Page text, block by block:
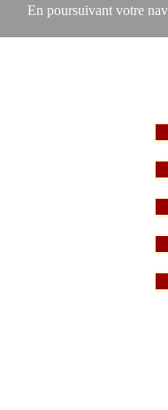
En poursuivant votre